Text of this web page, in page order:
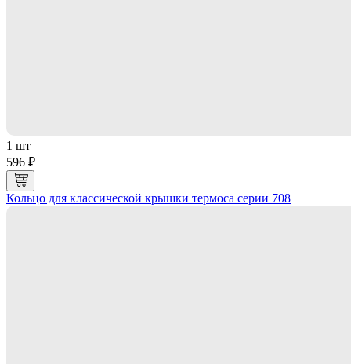
1 шт
596 ₽
Кольцо для классической крышки термоса серии 708